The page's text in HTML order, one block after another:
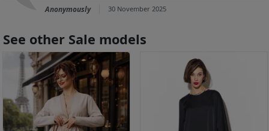
Anonymously 30 November 2025
See other Sale models